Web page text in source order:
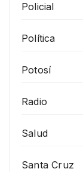
Policial
Política
Potosí
Radio
Salud
Santa Cruz